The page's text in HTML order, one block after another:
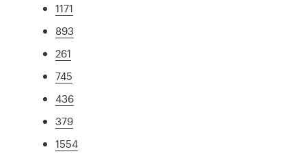
1171
893
261
745
436
379
1554